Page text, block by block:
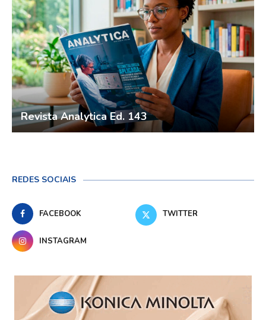
Revista Analytica Ed. 143
REDES SOCIAIS
FACEBOOK TWITTER
INSTAGRAM